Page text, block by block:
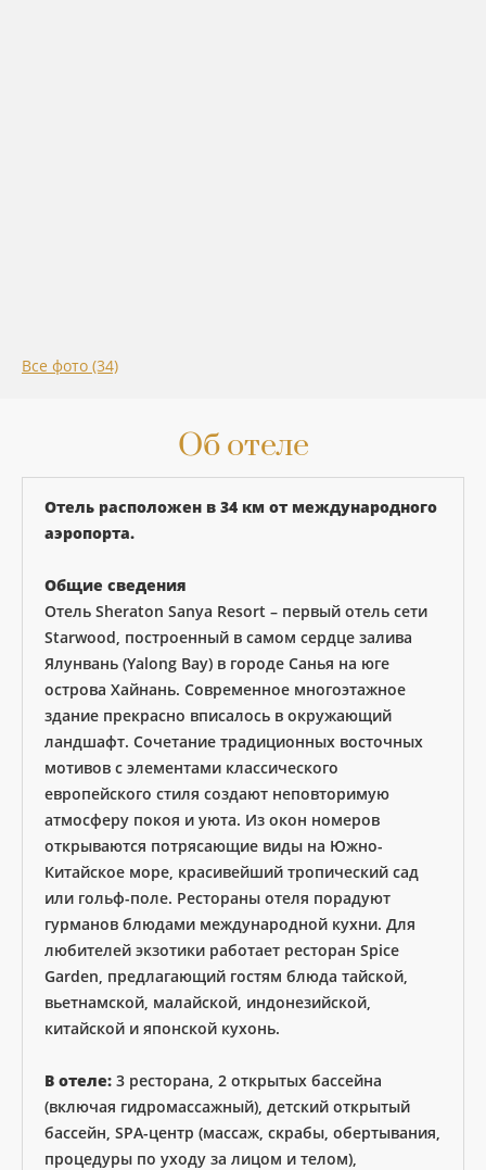
Все фото (34)
Об отеле
Отель расположен в 34 км от международного
аэропорта.
Общие сведения
Отель Sheraton Sanya Resort – первый отель сети
Starwood, построенный в самом сердце залива
Ялунвань (Yalong Bay) в городе Санья на юге
острова Хайнань. Современное многоэтажное
здание прекрасно вписалось в окружающий
ландшафт. Сочетание традиционных восточных
мотивов с элементами классического
европейского стиля создают неповторимую
атмосферу покоя и уюта. Из окон номеров
открываются потрясающие виды на Южно-
Китайское море, красивейший тропический сад
или гольф-поле. Рестораны отеля порадуют
гурманов блюдами международной кухни. Для
любителей экзотики работает ресторан Spice
Garden, предлагающий гостям блюда тайской,
вьетнамской, малайской, индонезийской,
китайской и японской кухонь.
В отеле: 3 ресторана, 2 открытых бассейна
(включая гидромассажный), детский открытый
бассейн, SPA-центр (массаж, скрабы, обертывания,
процедуры по уходу за лицом и телом),